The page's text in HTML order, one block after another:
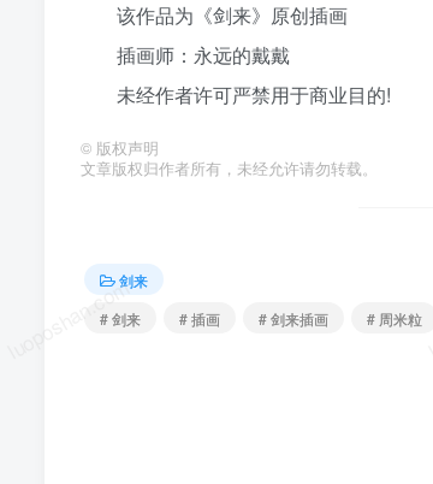
luoposhan.com
该作品为《剑来》原创插画
插画师：永远的戴戴
未经作者许可严禁用于商业目的!
© 版权声明
文章版权归作者所有，未经允许请勿转载。
剑来
# 剑来
# 插画 # 剑来插画 # 周米粒